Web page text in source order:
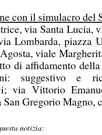
con il simulacro del
via Santa Lucia,
Lombarda, piazza
viale
di affidamento
suggestivo e
via Vittorio
San Gregorio Magno,
notizia: